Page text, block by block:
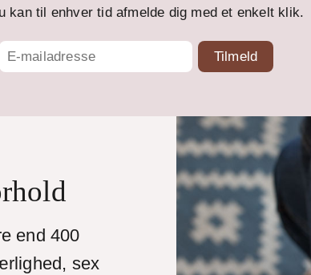
kan til enhver tid afmelde dig med et enkelt klik.
end 400
sex